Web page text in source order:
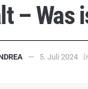
– Was
5. Juli 2024